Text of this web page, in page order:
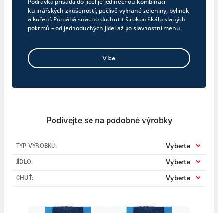
Podravka přísada do jídel je jedinečnou kombinací
kulinářských zkušeností, pečlivě vybrané zeleniny, bylinek
a koření. Pomáhá snadno dochutit širokou škálu slaných
pokrmů – od jednoduchých jídel až po slavnostní menu.
Více
Podívejte se na podobné výrobky
TYP VÝROBKU: Vyberte
JÍDLO: Vyberte
CHUŤ: Vyberte